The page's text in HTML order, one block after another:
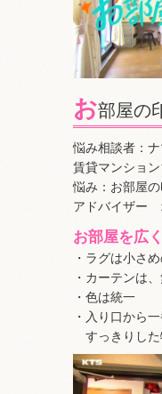
お部屋の
悩み相談者：
賃貸マンショ
悩み：お部屋
アドバイザー
お部屋を広
・ラグは小さ
・カーテンは
・色は統一
・入り口から
すっきりした